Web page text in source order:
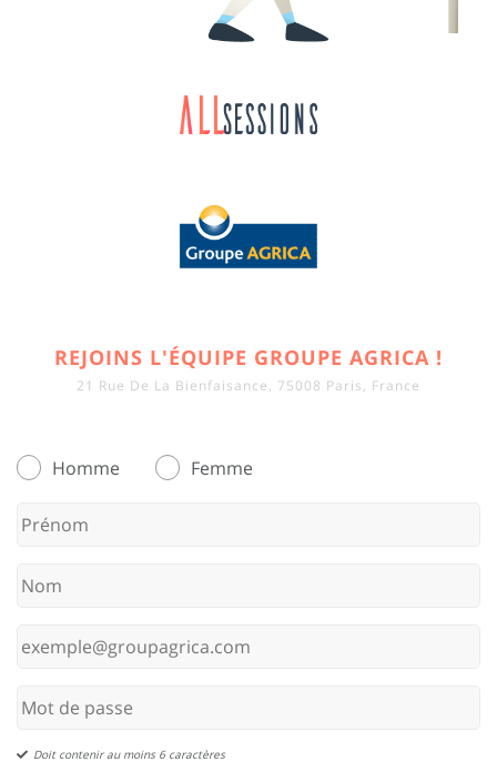
REJOINS L'ÉQUIPE GROUPE AGRICA !
21 Rue De La Bienfaisance, 75008 Paris, France
Homme Femme
Doit contenir au moins 6 caractères